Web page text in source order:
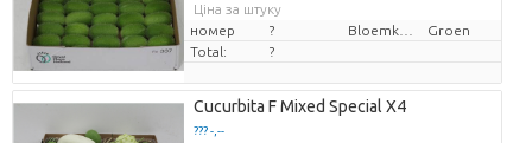
Ціна за штуку
номер
?
Groen
Total:
?
Cucurbita F Mixed Special X4
??? -,--